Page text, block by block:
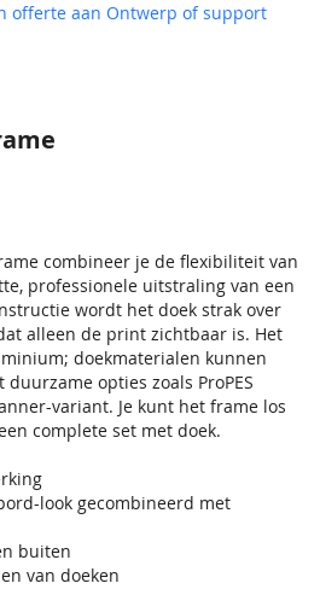
combineer je de flexibiliteit van
professionele uitstraling van een
wordt het doek strak over
alleen de print zichtbaar is. Het
doekmaterialen kunnen
opties zoals ProPES
variant. Je kunt het frame los
complete set met doek.
look gecombineerd met
buiten
van doeken
offerte aan Ontwerp of support